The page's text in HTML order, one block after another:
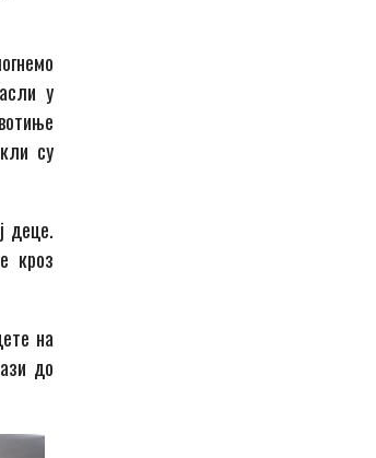
у
су
деце.
кроз
на
до